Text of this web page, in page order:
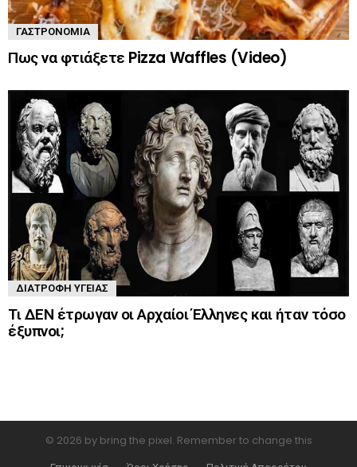
ΓΑΣΤΡΟΝΟΜΊΑ
Πως να φτιάξετε Pizza Waffles (Video)
ΔΙΑΤΡΟΦΉ ΥΓΕΊΑΣ
Τι ΔΕΝ έτρωγαν οι Αρχαίοι Έλληνες και ήταν τόσο
έξυπνοι;
© 2026 by bring the pixel. Remember to change this